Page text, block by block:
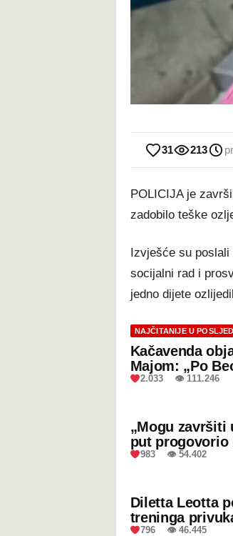
31 213
POLICIJA je
zadobilo teške
Izvješće su poslali
socijalni rad i
jedno dijete
NAJČITANIJE U
Kačavenda
Majom: „Po
2.033 👁 111.246
„Mogu završiti
put progovorio
983 👁 54.402
Diletta Leotta
treninga
796 👁 46.445